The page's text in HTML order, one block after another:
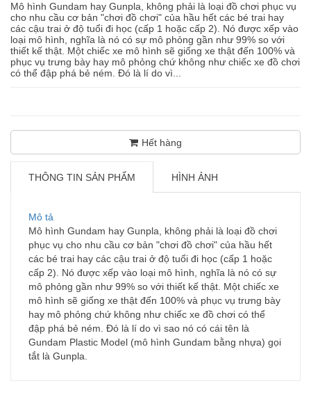
Mô hình Gundam hay Gunpla, không phải là loại đồ chơi phục vụ
cho nhu cầu cơ bản "chơi đồ chơi" của hầu hết các bé trai hay
các cậu trai ở độ tuổi đi học (cấp 1 hoặc cấp 2). Nó được xếp vào
loại mô hình, nghĩa là nó có sự mô phỏng gần như 99% so với
thiết kế thật. Một chiếc xe mô hình sẽ giống xe thật đến 100% và
phục vụ trưng bày hay mô phỏng chứ không như chiếc xe đồ chơi
có thể đập phá bẻ ném. Đó là lí do vì...
Hết hàng
THÔNG TIN SẢN PHẨM HÌNH ẢNH
Mô tả
Mô hình Gundam hay Gunpla, không phải là loại đồ chơi
phục vụ cho nhu cầu cơ bản "chơi đồ chơi" của hầu hết
các bé trai hay các cậu trai ở độ tuổi đi học (cấp 1 hoặc
cấp 2). Nó được xếp vào loại mô hình, nghĩa là nó có sự
mô phỏng gần như 99% so với thiết kế thật. Một chiếc xe
mô hình sẽ giống xe thật đến 100% và phục vụ trưng bày
hay mô phỏng chứ không như chiếc xe đồ chơi có thể
đập phá bẻ ném. Đó là lí do vì sao nó có cái tên là
Gundam Plastic Model (mô hình Gundam bằng nhựa) gọi
tắt là Gunpla.